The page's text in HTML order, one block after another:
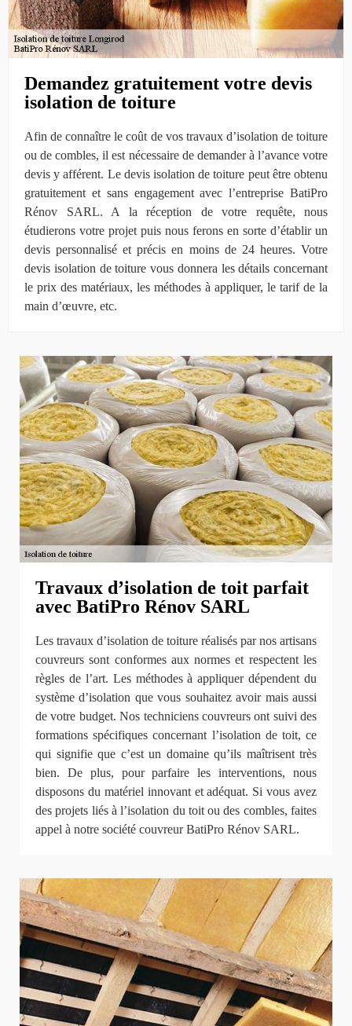
Demandez gratuitement votre devis
isolation de toiture
Afin de connaître le coût de vos travaux d’isolation de toiture
ou de combles, il est nécessaire de demander à l’avance votre
devis y afférent. Le devis isolation de toiture peut être obtenu
gratuitement et sans engagement avec l’entreprise BatiPro
Rénov SARL. A la réception de votre requête, nous
étudierons votre projet puis nous ferons en sorte d’établir un
devis personnalisé et précis en moins de 24 heures. Votre
devis isolation de toiture vous donnera les détails concernant
le prix des matériaux, les méthodes à appliquer, le tarif de la
main d’œuvre, etc.
Travaux d’isolation de toit parfait
avec BatiPro Rénov SARL
Les travaux d’isolation de toiture réalisés par nos artisans
couvreurs sont conformes aux normes et respectent les
règles de l’art. Les méthodes à appliquer dépendent du
système d’isolation que vous souhaitez avoir mais aussi
de votre budget. Nos techniciens couvreurs ont suivi des
formations spécifiques concernant l’isolation de toit, ce
qui signifie que c’est un domaine qu’ils maîtrisent très
bien. De plus, pour parfaire les interventions, nous
disposons du matériel innovant et adéquat. Si vous avez
des projets liés à l’isolation du toit ou des combles, faites
appel à notre société couvreur BatiPro Rénov SARL.